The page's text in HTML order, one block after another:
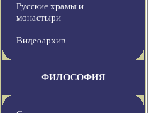
Русские храмы и
монастыри
Видеоархив
ФИЛОСОФИЯ